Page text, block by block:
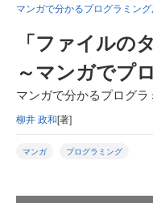
マンガで分かるプログラミン
「ファイルの
～マンガでプ
マンガで分かるプログラ
柳井 政和[著]
マンガ プログラミング